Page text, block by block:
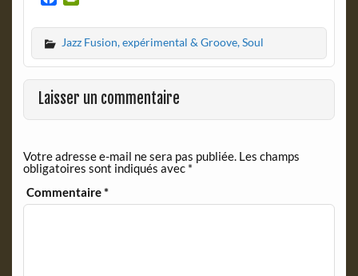
c
e
b
o
o
k
i
n
t
F
r
e
d
l
y
Jazz Fusion, expérimental & Groove, Soul
Laisser un commentaire
Votre adresse e-mail ne sera pas publiée. Les champs
obligatoires sont indiqués avec *
Commentaire*